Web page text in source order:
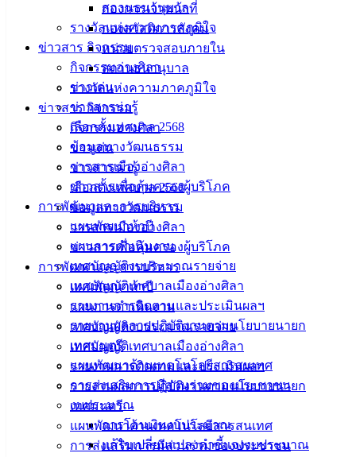
สถานธนานุบาล
รางวัลแห่งความภาคภูมิใจ
ข่าวสาร กิจกรรม
กิจกรรมอ่างศิลา
ข่าวเด่น
ข่าวสารน่ารู้
เลือกตั้งเทศบาล 2568
ข้อมูลทางวัฒนธรรม
วารสารเมืองอ่างศิลา
ข่าวสารเพื่อคุ้มครองผู้บริโภค
การพัฒนาและการบริหาร
แผนพัฒนาห้าปี
แผนการดำเนินงาน
เทศบัญญัติงบประมาณรายจ่าย
เทศบัญญัติเทศบาลเมืองอ่างศิลา
รายงานการติดตามและประเมินผลฯ
รายงานผลการปฏิบัติงานตามนโยบายนายก
เทศมนตรี
แผนพัฒนาด้านเทคโนโลยีสารสนเทศ
การส่งเสริมการมีส่วนร่วมของประชาชน
งบประมาณ
การโอนเงินงบประมาณ
แก้ไขเปลี่ยนแปลงคำชี้แจงงบประมาณ
กองการเจ้าหน้าที่
กองสวัสดิการสังคม
หน่วยตรวจสอบภายใน
สถานธนานุบาล
รางวัลแห่งความภาคภูมิใจ
ข่าวสาร กิจกรรม
กิจกรรมอ่างศิลา
ข่าวเด่น
ข่าวสารน่ารู้
เลือกตั้งเทศบาล 2568
ข้อมูลทางวัฒนธรรม
วารสารเมืองอ่างศิลา
ข่าวสารเพื่อคุ้มครองผู้บริโภค
การพัฒนาและการบริหาร
แผนพัฒนาห้าปี
แผนการดำเนินงาน
เทศบัญญัติงบประมาณรายจ่าย
เทศบัญญัติเทศบาลเมืองอ่างศิลา
รายงานการติดตามและประเมินผลฯ
รายงานผลการปฏิบัติงานตามนโยบายนายก
เทศมนตรี
แผนพัฒนาด้านเทคโนโลยีสารสนเทศ
การส่งเสริมการมีส่วนร่วมของประชาชน
บริการ
ประชาชน
ดาวน์โหลด
ฟอร์ม,
เอกสาร
คู่มือ
สำหรับ
ประชาชน/
คู่มือการ
ข่าวสาร
ข่าวสาร
อิเล็กทรอนิกส์